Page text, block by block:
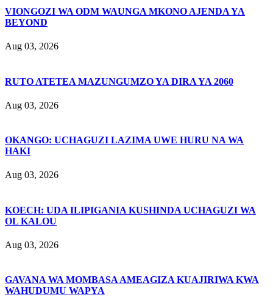
VIONGOZI WA ODM WAUNGA MKONO AJENDA YA
BEYOND
Aug 03, 2026
RUTO ATETEA MAZUNGUMZO YA DIRA YA 2060
Aug 03, 2026
OKANGO: UCHAGUZI LAZIMA UWE HURU NA WA
HAKI
Aug 03, 2026
KOECH: UDA ILIPIGANIA KUSHINDA UCHAGUZI WA
OL KALOU
Aug 03, 2026
GAVANA WA MOMBASA AMEAGIZA KUAJIRIWA KWA
WAHUDUMU WAPYA